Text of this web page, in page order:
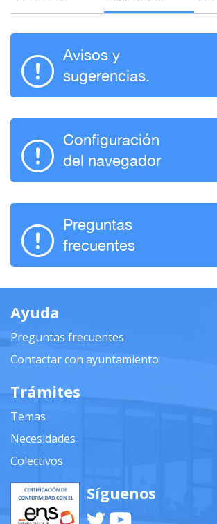
Avisos y
sugerencias.
Configuración
del navegador
Preguntas
frecuentes
Ayuda
Preguntas frecuentes
Contactar con ayuntamiento
Trámites
Temas
Necesidades
Colectivos
Síguenos